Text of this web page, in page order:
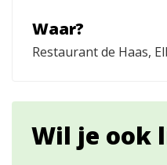
Waar?
Restaurant de Haas,
Wil je ook